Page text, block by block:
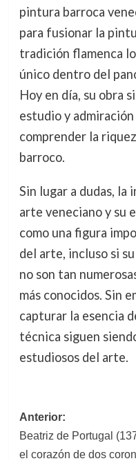
pintura barroca
para fusionar la
tradición flamenca
único dentro del
Hoy en día, su obra
estudio y
comprender la
barroco.
Sin lugar a dudas, la
arte veneciano y su
como una figura
del arte, incluso si
no son tan
más conocidos. Sin
capturar la esencia
técnica siguen
estudiosos del arte.
Navegación
de
Anterior:
Beatriz de Portugal
el corazón de dos